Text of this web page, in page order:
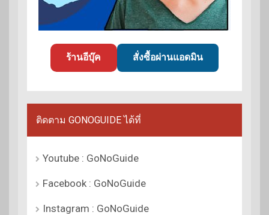
ร้านอีบุ๊ค สั่งซื้อผ่านแอดมิน
ติดตาม GONOGUIDE ได้ที่
Youtube : GoNoGuide
Facebook : GoNoGuide
Instagram : GoNoGuide